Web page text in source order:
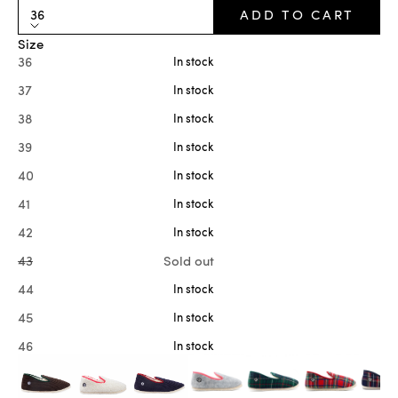
36
Size
36
In stock
37 In stock
38 In stock
39 In stock
40 In stock
41 In stock
42 In stock
43
Sold out
44
In stock
45 In stock
46 In stock
ADD TO CART